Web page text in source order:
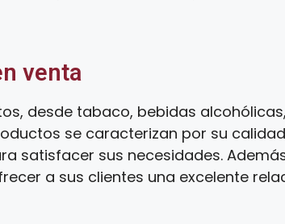
venta
desde tabaco, bebidas
se caracterizan por su
satisfacer sus necesidades.
a sus clientes una excelente